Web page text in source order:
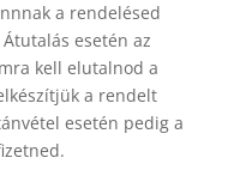
a rendelésed
esetén az
kell elutalnod a
a rendelt
esetén pedig a